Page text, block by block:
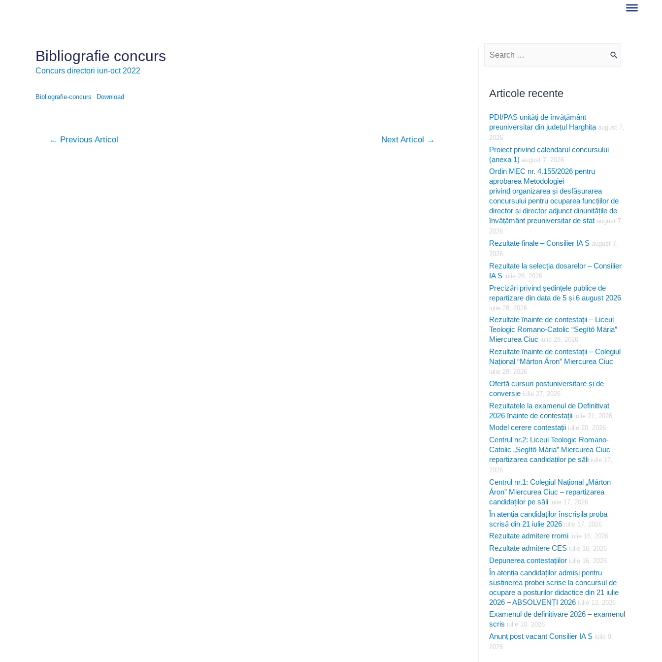
Bibliografie concurs
Concurs directori iun-oct 2022
Bibliografie-concurs Download
Navigare
← Previous Articol Next Articol →
S
c
h
f
o
r
:
Articole recente
PDI/PAS unități de învățământ
preuniversitar din județul Harghita august 7,
2026
Proiect privind calendarul concursului
(anexa 1) august 7, 2026
Ordin MEC nr. 4.155/2026 pentru
aprobarea Metodologiei
privind organizarea și desfășurarea
concursului pentru ocuparea funcțiilor de
director și director adjunct dinunitățile de
învățământ preuniversitar de stat august 7,
2026
Rezultate finale – Consilier IA S august 7,
2026
Rezultate la selecția dosarelor – Consilier
IA S iulie 28, 2026
Precizări privind ședințele publice de
repartizare din data de 5 și 6 august 2026
iulie 28, 2026
Rezultate înainte de contestații – Liceul
Teologic Romano-Catolic “Segítő Mária”
Miercurea Ciuc iulie 28, 2026
Rezultate înainte de contestații – Colegiul
Național “Márton Áron” Miercurea Ciuc
iulie 28, 2026
Ofertă cursuri postuniversitare și de
conversie iulie 27, 2026
Rezultatele la examenul de Definitivat
2026 înainte de contestații iulie 21, 2026
Model cerere contestații iulie 20, 2026
Centrul nr.2: Liceul Teologic Romano-
Catolic „Segítő Mária” Miercurea Ciuc –
repartizarea candidaților pe săli iulie 17,
2026
Centrul nr.1: Colegiul Național „Márton
Áron” Miercurea Ciuc – repartizarea
candidaților pe săli iulie 17, 2026
În atenția candidaților înscrișila proba
scrisă din 21 iulie 2026 iulie 17, 2026
Rezultate admitere rromi iulie 16, 2026
Rezultate admitere CES iulie 16, 2026
Depunerea contestațiilor iulie 16, 2026
În atenția candidaților admiși pentru
susținerea probei scrise la concursul de
ocupare a posturilor didactice din 21 iulie
2026 – ABSOLVENȚI 2026 iulie 13, 2026
Examenul de definitivare 2026 – examenul
scris iulie 10, 2026
Anunț post vacant Consilier IA S iulie 9,
2026